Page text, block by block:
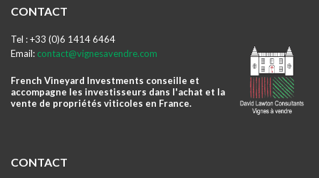
CONTACT
Tel : +33 (0)6 1414 6464
Email: contact@vignesavendre.com
French Vineyard Investments conseille et
accompagne les investisseurs dans l'achat et la
vente de propriétés viticoles en France.
CONTACT